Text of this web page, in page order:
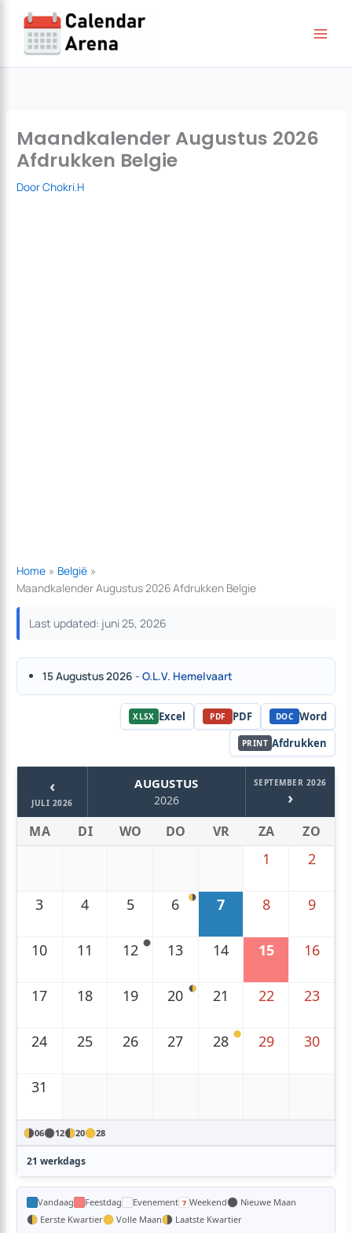
inhoud
Maandkalender Augustus 2026
Afdrukken Belgie
DoorChokri.H
Home
België
Maandkalender Augustus 2026 Afdrukken Belgie
Last updated: juni 25, 2026
15 Augustus 2026 -O.L.V. Hemelvaart
XLSX Excel PDF PDF DOC Word
PRINT Afdrukken
‹
JULI 2026
AUGUSTUS
2026
SEPTEMBER 2026
›
MA DI WO DO VR ZA ZO
1 2
3 4 5 6 7 8 9
10 11 12 13 14 15 16
17 18 19 20 21 22 23
24 25 26 27 28 29 30
31
06 12 20 28
21 werkdags
Vandaag Feestdag Evenement Weekend
Nieuwe Maan
Eerste Kwartier
Volle Maan Laatste Kwartier